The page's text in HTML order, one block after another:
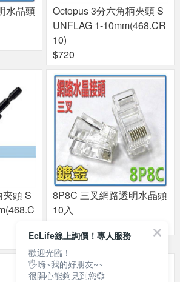
水晶頭
Octopus 3分六角柄夾頭 S
UNFLAG 1-10mm(468.CR
10)
$720
頭 S
8P8C 三叉網路透明水晶頭
10入
$59
EcLife線上詢價！專人服務
歡迎光臨！
🖐嗨~我的好朋友~~
很開心能夠見到您💞